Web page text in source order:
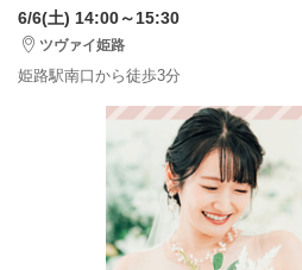
6/6(土) 14:00～15:30
ツヴァイ姫路
姫路駅南口から徒歩3分